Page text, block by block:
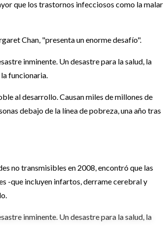
que los trastornos infecciosos como la
Chan, "presenta un enorme desafío".
inminente. Un desastre para la salud, la
funcionaria.
al desarrollo. Causan miles de millones de
debajo de la línea de pobreza, una año tras
no transmisibles en 2008, encontró que las
-que incluyen infartos, derrame cerebral y
inminente. Un desastre para la salud, la